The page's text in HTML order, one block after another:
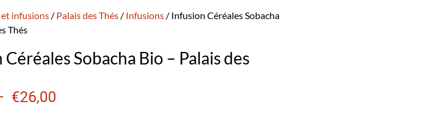
et infusions / Palais des Thés / Infusions / Infusion Céréales Sobacha
Thés
Sobacha Bio – Palais des
€26,00